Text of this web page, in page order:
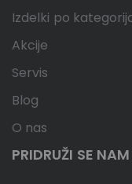
Izdelki po
Akcije
Servis
Blog
O nas
PRIDRUŽI SE NAM